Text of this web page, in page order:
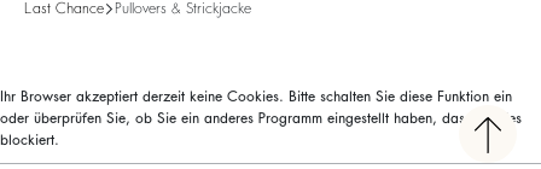
Last Chance Pullovers & Strickjacke
Ihr Browser akzeptiert derzeit keine Cookies. Bitte schalten Sie diese Funktion ein
oder überprüfen Sie, ob Sie ein anderes Programm eingestellt haben, das Cookies
blockiert.